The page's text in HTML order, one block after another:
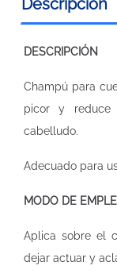
Descripción
DESCRIPCIÓN
Champú para
picor y reduce
cabelludo.
Adecuado para
MODO DE
Aplica sobre el
dejar actuar y